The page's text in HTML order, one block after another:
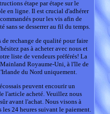
étape par étape sur le
en ligne. Il est crucial d'adhérer
pour les vis afin de
sans se desserrer au fil du temps.
de rechange de qualité pour faire
pas à acheter avec nous et
liste de vendeurs préférés! La
Royaume-Uni, à l'île de
du Nord uniquement.
peuvent encourir un
l'article acheté. Veuillez nous
avant l'achat. Nous visons à
les 24 heures suivant le paiement.